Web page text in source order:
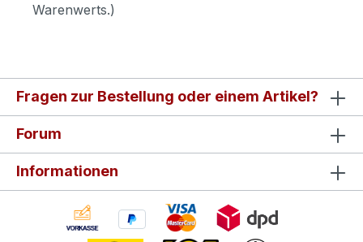
Warenwerts.)
Fragen zur Bestellung oder einem Artikel?
Forum
Informationen